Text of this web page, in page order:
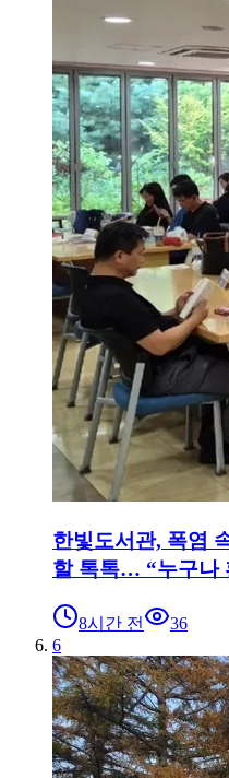
한빛도서관, 폭염
할 톡톡… “누구나
8시간 전
36
6